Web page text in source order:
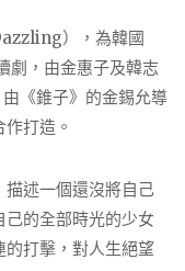
），為韓國
劇，由金惠子及韓志
《錐子》的金錫允導
打造。
描述一個還沒將自己
的全部時光的少女
打擊，對人生絕望